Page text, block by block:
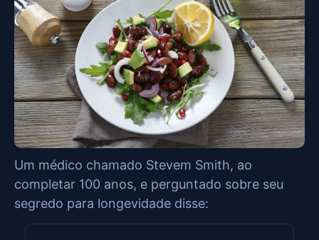
Um médico chamado Stevem Smith, ao
completar 100 anos, e perguntado sobre seu
segredo para longevidade disse: